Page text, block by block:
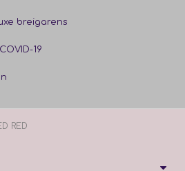
breigarens
19
RED